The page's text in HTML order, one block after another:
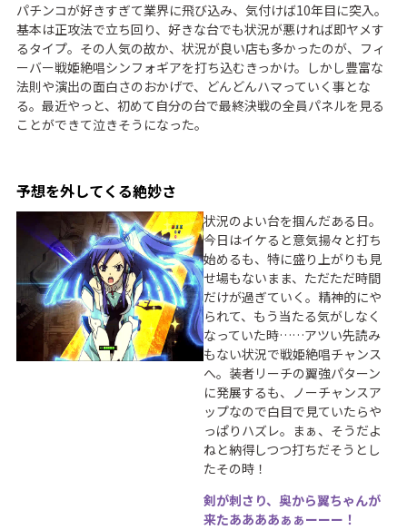
パチンコが好きすぎて業界に飛び込み、気付けば10年目に突入。
基本は正攻法で立ち回り、好きな台でも状況が悪ければ即ヤメす
るタイプ。その人気の故か、状況が良い店も多かったのが、フィ
ーバー戦姫絶唱シンフォギアを打ち込むきっかけ。しかし豊富な
法則や演出の面白さのおかげで、どんどんハマっていく事とな
る。最近やっと、初めて自分の台で最終決戦の全員パネルを見る
ことができて泣きそうになった。
予想を外してくる絶妙さ
状況のよい台を掴んだある日。
今日はイケると意気揚々と打ち
始めるも、特に盛り上がりも見
せ場もないまま、ただただ時間
だけが過ぎていく。精神的にや
られて、もう当たる気がしなく
なっていた時……アツい先読み
もない状況で戦姫絶唱チャンス
へ。装者リーチの翼強パターン
に発展するも、ノーチャンスア
ップなので白目で見ていたらや
っぱりハズレ。まぁ、そうだよ
ねと納得しつつ打ちだそうとし
たその時！
剣が刺さり、奥から翼ちゃんが
来たああああぁぁーーー！